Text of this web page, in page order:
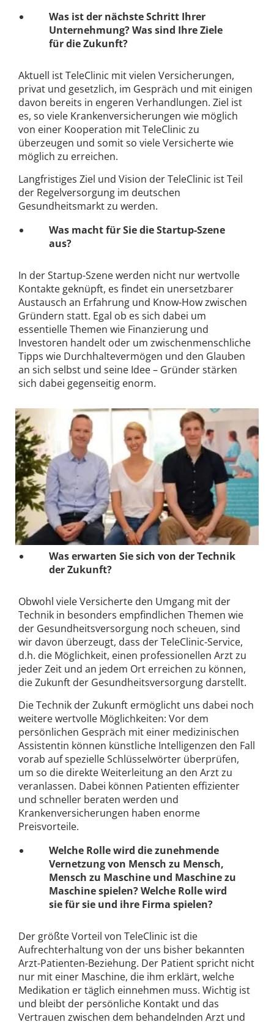
Was ist der nächste Schritt Ihrer
Unternehmung? Was sind Ihre Ziele
für die Zukunft?
Aktuell ist TeleClinic mit vielen Versicherungen,
privat und gesetzlich, im Gespräch und mit einigen
davon bereits in engeren Verhandlungen. Ziel ist
es, so viele Krankenversicherungen wie möglich
von einer Kooperation mit TeleClinic zu
überzeugen und somit so viele Versicherte wie
möglich zu erreichen.
Langfristiges Ziel und Vision der TeleClinic ist Teil
der Regelversorgung im deutschen
Gesundheitsmarkt zu werden.
Was macht für Sie die Startup-Szene
aus?
In der Startup-Szene werden nicht nur wertvolle
Kontakte geknüpft, es findet ein unersetzbarer
Austausch an Erfahrung und Know-How zwischen
Gründern statt. Egal ob es sich dabei um
essentielle Themen wie Finanzierung und
Investoren handelt oder um zwischenmenschliche
Tipps wie Durchhaltevermögen und den Glauben
an sich selbst und seine Idee – Gründer stärken
sich dabei gegenseitig enorm.
Was erwarten Sie sich von der Technik
der Zukunft?
Obwohl viele Versicherte den Umgang mit der
Technik in besonders empfindlichen Themen wie
der Gesundheitsversorgung noch scheuen, sind
wir davon überzeugt, dass der TeleClinic-Service,
d.h. die Möglichkeit, einen professionellen Arzt zu
jeder Zeit und an jedem Ort erreichen zu können,
die Zukunft der Gesundheitsversorgung darstellt.
Die Technik der Zukunft ermöglicht uns dabei noch
weitere wertvolle Möglichkeiten: Vor dem
persönlichen Gespräch mit einer medizinischen
Assistentin können künstliche Intelligenzen den Fall
vorab auf spezielle Schlüsselwörter überprüfen,
um so die direkte Weiterleitung an den Arzt zu
veranlassen. Dabei können Patienten effizienter
und schneller beraten werden und
Krankenversicherungen haben enorme
Preisvorteile.
Welche Rolle wird die zunehmende
Vernetzung von Mensch zu Mensch,
Mensch zu Maschine und Maschine zu
Maschine spielen? Welche Rolle wird
sie für sie und ihre Firma spielen?
Der größte Vorteil von TeleClinic ist die
Aufrechterhaltung von der uns bisher bekannten
Arzt-Patienten-Beziehung. Der Patient spricht nicht
nur mit einer Maschine, die ihm erklärt, welche
Medikation er täglich einnehmen muss. Wichtig ist
und bleibt der persönliche Kontakt und das
Vertrauen zwischen dem behandelnden Arzt und